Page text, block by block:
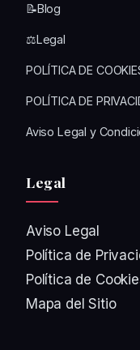
📝Blog
⚖️Legal
POLÍTICA DE
POLÍTICA DE
Aviso Legal y
Legal
Aviso Legal
Política de
Política de
Mapa del Sitio